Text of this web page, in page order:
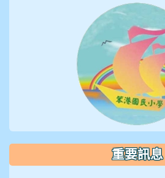
重要訊息